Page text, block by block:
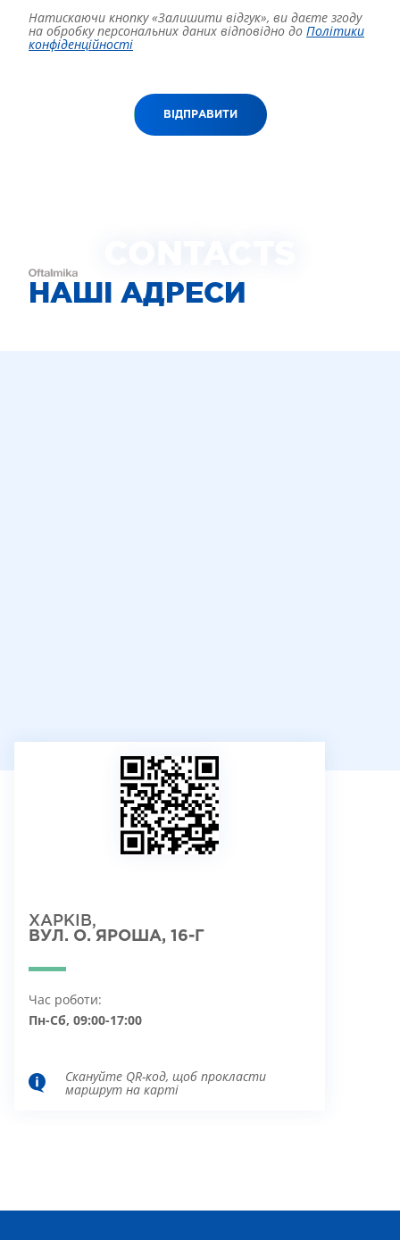
Натискаючи кнопку «Залишити відгук», ви даєте згоду
на обробку персональних даних відповідно до Політики
конфіденційності
ВІДПРАВИТИ
НАШІ АДРЕСИ
ХАРКІВ,
ВУЛ. О. ЯРОША, 16-Г
Час роботи:
Пн-Сб, 09:00-17:00
Скануйте QR-код, щоб прокласти
маршрут на карті